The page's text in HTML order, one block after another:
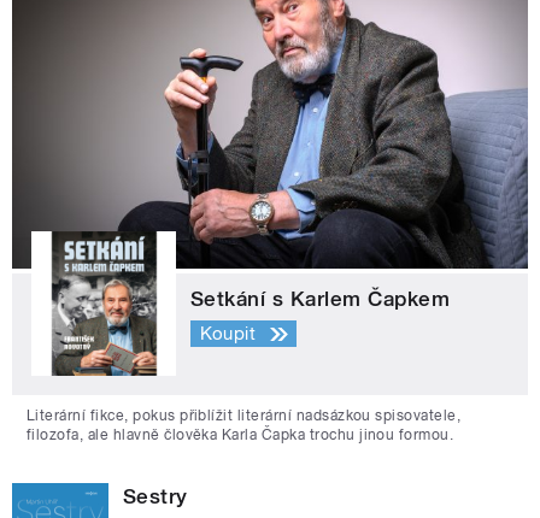
Setkání s Karlem Čapkem
Koupit
Literární fikce, pokus přiblížit literární nadsázkou spisovatele,
filozofa, ale hlavně člověka Karla Čapka trochu jinou formou.
Sestry